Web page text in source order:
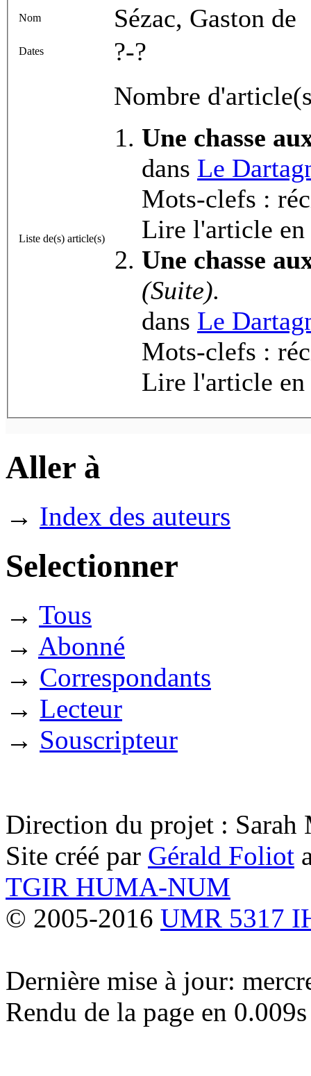
Nom Sézac, Gaston de
Dates ?-?
Liste de(s) article(s)
Nombre
Une chasse
dans Le
Mots-clefs :
Lire l'article
Une chasse
(Suite).
dans Le
Mots-clefs :
Lire l'article
Aller à
→ Index des auteurs
Selectionner
→ Tous
→ Abonné
→ Correspondants
→ Lecteur
→ Souscripteur
Direction du projet : Sarah
Site créé par Gérald Foliot
TGIR HUMA-NUM
© 2005-2016 UMR 5317
Dernière mise à jour:
Rendu de la page en 0.009s